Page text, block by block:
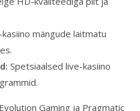
kasiino mängude laitmatu
Spetsiaalsed live-kasiino
Gaming ja Pragmatic